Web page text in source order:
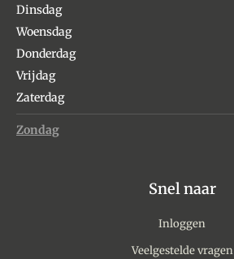
Dinsdag
Woensdag
Donderdag
Vrijdag
Zaterdag
Zondag
Snel naar
Inloggen
Veelgestelde vragen